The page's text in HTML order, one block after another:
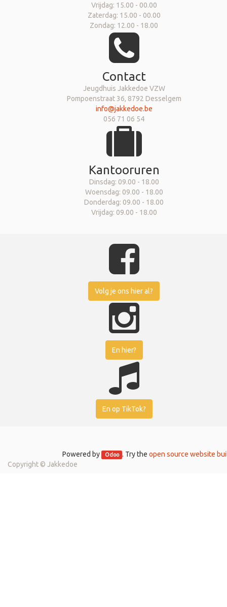
Vrijdag: 15.00 - 00.00
Zaterdag: 15.00 - 00.00
Zondag: 12.00 - 18.00
Contact
Jeugdhuis Jakkedoe VZW
Pompoenstraat 36, 8792 Desselgem
info@jakkedoe.be
056 71 06 54
Kantooruren
Dinsdag: 09.00 - 18.00
Woensdag: 09.00 - 18.00
Donderdag: 09.00 - 18.00
Vrijdag: 09.00 - 18.00
Volg je ons hier al?
En hier?
En op TikTok?
Powered by Odoo . Try the open source website
Copyright © Jakkedoe